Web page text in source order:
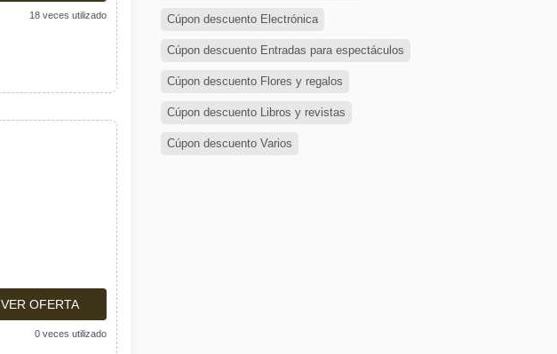
18 veces utilizado
VER OFERTA
0 veces utilizado
Cúpon descuento Electrónica
Cúpon descuento Entradas para espectáculos
Cúpon descuento Flores y regalos
Cúpon descuento Libros y revistas
Cúpon descuento Varios